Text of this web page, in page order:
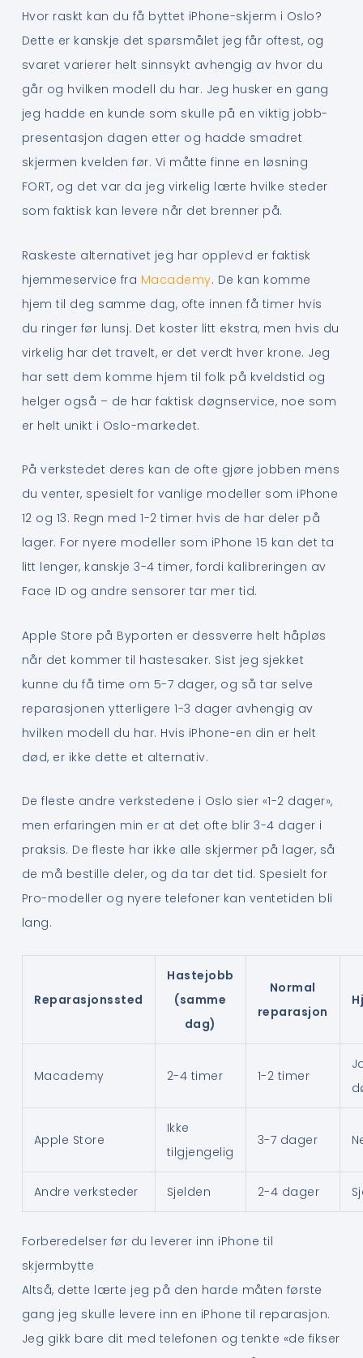
Hvor raskt kan du få byttet iPhone-skjerm i Oslo?
Dette er kanskje det spørsmålet jeg får oftest, og
svaret varierer helt sinnsykt avhengig av hvor du
går og hvilken modell du har. Jeg husker en gang
jeg hadde en kunde som skulle på en viktig jobb-
presentasjon dagen etter og hadde smadret
skjermen kvelden før. Vi måtte finne en løsning
FORT, og det var da jeg virkelig lærte hvilke steder
som faktisk kan levere når det brenner på.
Raskeste alternativet jeg har opplevd er faktisk
hjemmeservice fra Macademy. De kan komme
hjem til deg samme dag, ofte innen få timer hvis
du ringer før lunsj. Det koster litt ekstra, men hvis du
virkelig har det travelt, er det verdt hver krone. Jeg
har sett dem komme hjem til folk på kveldstid og
helger også – de har faktisk døgnservice, noe som
er helt unikt i Oslo-markedet.
På verkstedet deres kan de ofte gjøre jobben mens
du venter, spesielt for vanlige modeller som iPhone
12 og 13. Regn med 1-2 timer hvis de har deler på
lager. For nyere modeller som iPhone 15 kan det ta
litt lenger, kanskje 3-4 timer, fordi kalibreringen av
Face ID og andre sensorer tar mer tid.
Apple Store på Byporten er dessverre helt håpløs
når det kommer til hastesaker. Sist jeg sjekket
kunne du få time om 5-7 dager, og så tar selve
reparasjonen ytterligere 1-3 dager avhengig av
hvilken modell du har. Hvis iPhone-en din er helt
død, er ikke dette et alternativ.
De fleste andre verkstedene i Oslo sier «1-2 dager»,
men erfaringen min er at det ofte blir 3-4 dager i
praksis. De fleste har ikke alle skjermer på lager, så
de må bestille deler, og da tar det tid. Spesielt for
Pro-modeller og nyere telefoner kan ventetiden bli
lang.
Reparasjonssted
Hastejobb
(samme
dag)
Normal
reparasjon
Macademy 2-4 timer 1-2 timer
Apple Store
Ikke
tilgjengelig
3-7 dager
Andre verksteder Sjelden 2-4 dager
Forberedelser før du leverer inn iPhone til
skjermbytte
Altså, dette lærte jeg på den harde måten første
gang jeg skulle levere inn en iPhone til reparasjon.
Jeg gikk bare dit med telefonen og tenkte «de fikser